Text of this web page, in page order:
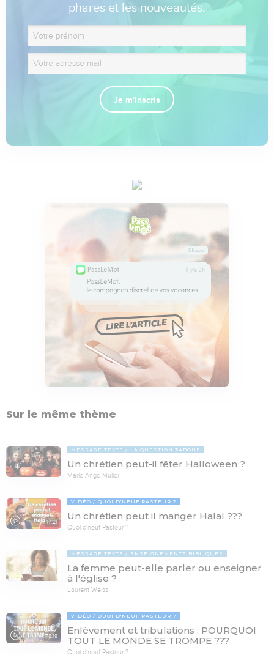
phares et les nouveautés.
Je m'inscris
Sur le même thème
MESSAGE TEXTE LA QUESTION TABOUE
Un chrétien peut-il fêter Halloween ?
Marie-Ange Muller
17:21
VIDÉO QUOI D'NEUF PASTEUR ?
Un chrétien peut il manger Halal ???
Quoi d'neuf Pasteur ?
MESSAGE TEXTE ENSEIGNEMENTS BIBLIQUES
La femme peut-elle parler ou enseigner
à l'église ?
Laurent Weiss
78:19
VIDÉO QUOI D'NEUF PASTEUR ?
Enlèvement et tribulations : POURQUOI
TOUT LE MONDE SE TROMPE ???
Quoi d'neuf Pasteur ?